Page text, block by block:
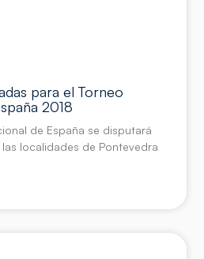
para el Torneo
2018
de España se disputará
localidades de Pontevedra